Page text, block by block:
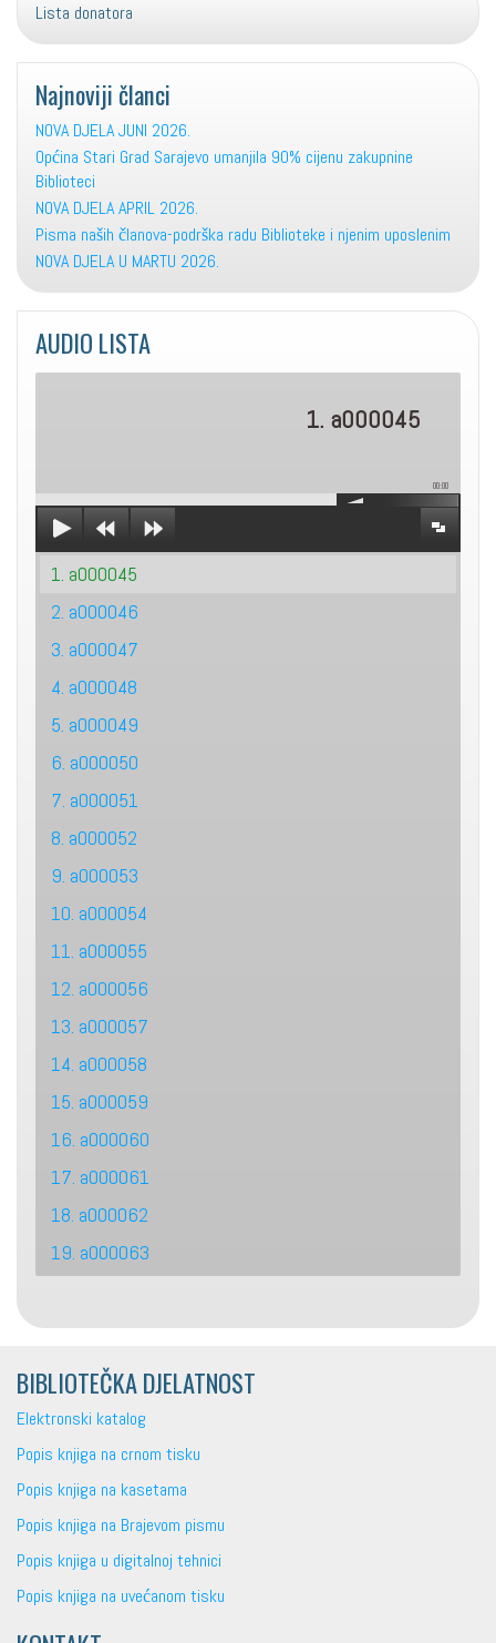
Lista donatora
Najnoviji članci
NOVA DJELA JUNI 2026.
Općina Stari Grad Sarajevo umanjila 90% cijenu zakupnine
Biblioteci
NOVA DJELA APRIL 2026.
Pisma naših članova-podrška radu Biblioteke i njenim uposlenim
NOVA DJELA U MARTU 2026.
AUDIO LISTA
1. a000045
00:00
1. a000045
2. a000046
3. a000047
4. a000048
5. a000049
6. a000050
7. a000051
8. a000052
9. a000053
10. a000054
11. a000055
12. a000056
13. a000057
14. a000058
15. a000059
16. a000060
17. a000061
18. a000062
19. a000063
BIBLIOTEČKA DJELATNOST
Elektronski katalog
Popis knjiga na crnom tisku
Popis knjiga na kasetama
Popis knjiga na Brajevom pismu
Popis knjiga u digitalnoj tehnici
Popis knjiga na uvećanom tisku